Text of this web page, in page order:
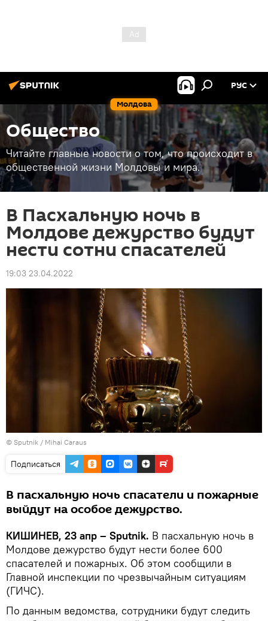
Молдова
РУС
Общество
Читайте главные новости о том, что происходит в
общественной жизни Молдовы и мира.
В Пасхальную ночь в
Молдове дежурство будут
нести сотни спасателей
19:03 23.04.2022
© Sputnik / Mihai Caraus
Подписаться
В пасхальную ночь спасатели и пожарные
выйдут на особое дежурство.
КИШИНЕВ, 23 апр – Sputnik. В пасхальную ночь в
Молдове дежурство будут нести более 600
спасателей и пожарных. Об этом сообщили в
Главной инспекции по чрезвычайным ситуациям
(ГИЧС).
По данным ведомства, сотрудники будут следить